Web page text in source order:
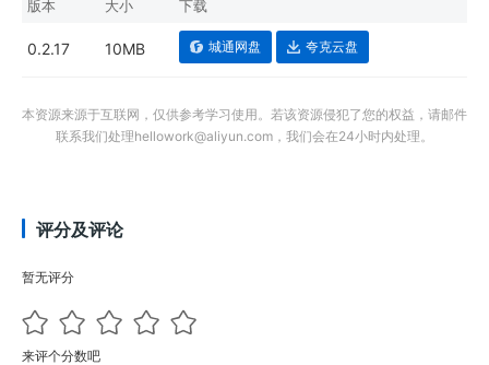
版本 大小 下载
0.2.17 10MB 城通网盘 夸克云盘
本资源来源于互联网，仅供参考学习使用。若该资源侵犯了您的权益，请邮件
联系我们处理hellowork@aliyun.com，我们会在24小时内处理。
评分及评论
暂无评分
来评个分数吧